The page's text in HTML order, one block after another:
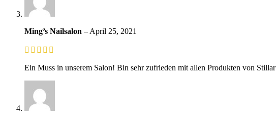
Ming’s Nailsalon – April 25, 2021
Ein Muss in unserem Salon! Bin sehr zufrieden mit allen Produkten von Stillar